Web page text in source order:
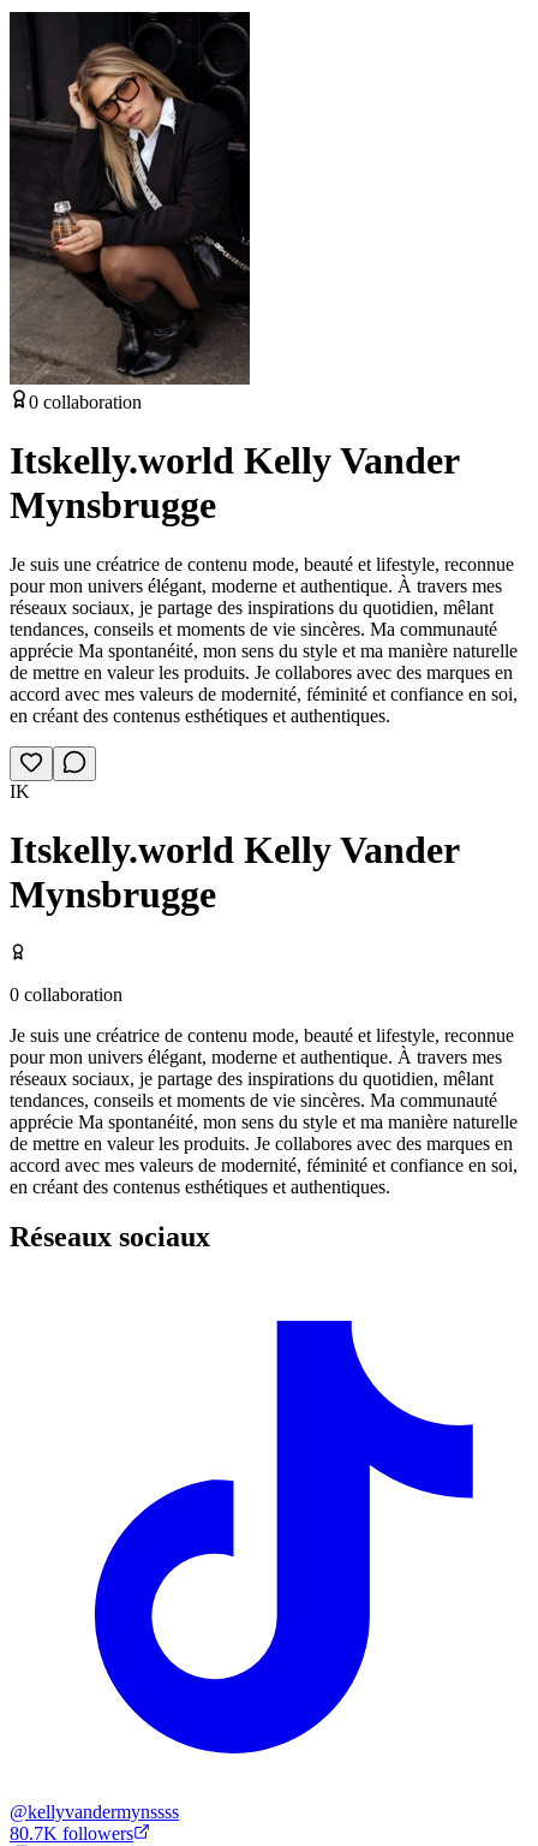
0 collaboration
Itskelly.world Kelly Vander
Mynsbrugge
Je suis une créatrice de contenu mode, beauté et lifestyle, reconnue
pour mon univers élégant, moderne et authentique. À travers mes
réseaux sociaux, je partage des inspirations du quotidien, mêlant
tendances, conseils et moments de vie sincères. Ma communauté
apprécie Ma spontanéité, mon sens du style et ma manière naturelle
de mettre en valeur les produits. Je collabores avec des marques en
accord avec mes valeurs de modernité, féminité et confiance en soi,
en créant des contenus esthétiques et authentiques.
IK
Itskelly.world Kelly Vander
Mynsbrugge
0 collaboration
Je suis une créatrice de contenu mode, beauté et lifestyle, reconnue
pour mon univers élégant, moderne et authentique. À travers mes
réseaux sociaux, je partage des inspirations du quotidien, mêlant
tendances, conseils et moments de vie sincères. Ma communauté
apprécie Ma spontanéité, mon sens du style et ma manière naturelle
de mettre en valeur les produits. Je collabores avec des marques en
accord avec mes valeurs de modernité, féminité et confiance en soi,
en créant des contenus esthétiques et authentiques.
Réseaux sociaux
@kellyvandermynssss
80.7K followers